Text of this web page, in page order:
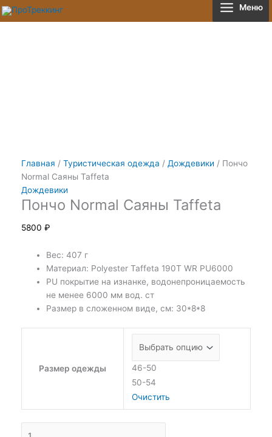
Перейти
Меню
Главная / Туристическая одежда / Дождевики / Пончо
Normal Саяны Taffeta
Дождевики
Пончо Normal Саяны Taffeta
5800 ₽
Вес: 407 г
Материал: Polyester Taffeta 190T WR PU6000
PU покрытие на изнанке, водонепроницаемость
не менее 6000 мм вод. ст
Размер в сложенном виде, см: 30*8*8
Размер одежды
46-50
50-54
Очистить
Количество